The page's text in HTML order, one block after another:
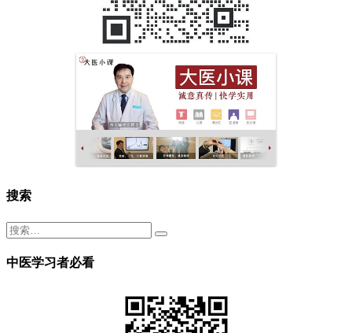
搜索
中医学习者必看